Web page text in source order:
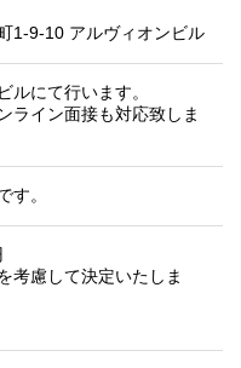
1-9-10 アルヴィオンビル
ルにて行います。
ライン面接も対応致しま
す。
考慮して決定いたしま